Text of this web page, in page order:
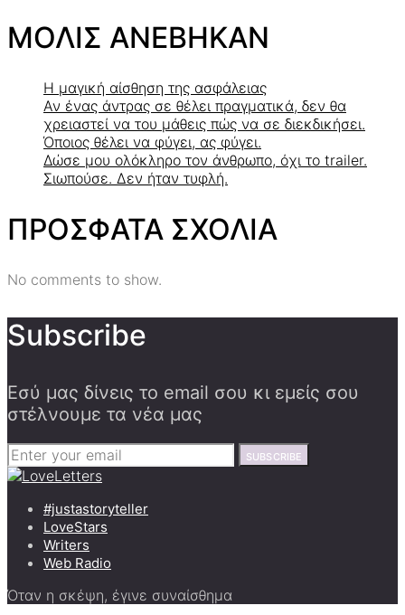
ΜΟΛΙΣ ΑΝΕΒΗΚΑΝ
Η μαγική αίσθηση της ασφάλειας
Αν ένας άντρας σε θέλει πραγματικά, δεν θα
χρειαστεί να του μάθεις πώς να σε διεκδικήσει.
Όποιος θέλει να φύγει, ας φύγει.
Δώσε μου ολόκληρο τον άνθρωπο, όχι το trailer.
Σιωπούσε. Δεν ήταν τυφλή.
ΠΡΟΣΦΑΤΑ ΣΧΟΛΙΑ
No comments to show.
Subscribe
Εσύ μας δίνεις το email σου κι εμείς σου
στέλνουμε τα νέα μας
SUBSCRIBE
#justastoryteller
LoveStars
Writers
Web Radio
Όταν η σκέψη, έγινε συναίσθημα